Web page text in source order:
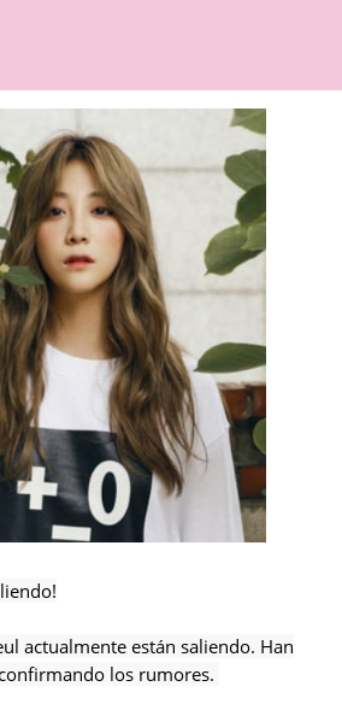
actualmente están saliendo. Han
los rumores.